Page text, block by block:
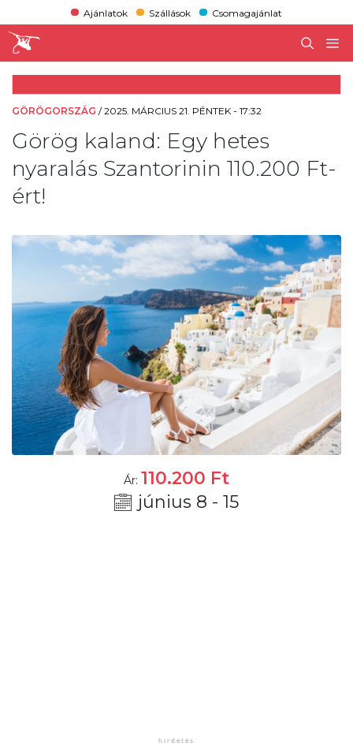
Ajánlatok Szállások Csomagajánlat
GÖRÖGORSZÁG /2025. MÁRCIUS 21. PÉNTEK - 17:32
Görög kaland: Egy hetes
nyaralás Szantorinin 110.200 Ft-
ért!
Ár: 110.200 Ft
június 8 - 15